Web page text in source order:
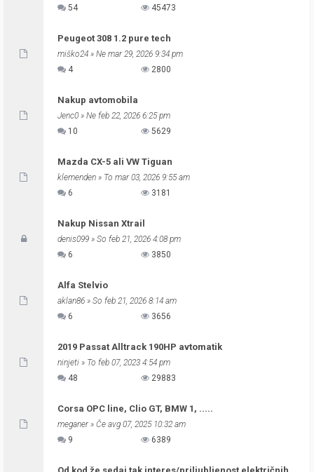
54
45473
Peugeot 308 1.2 pure tech
miško24 » Ne mar 29, 2026 9:34 pm
4
2800
Nakup avtomobila
Jenc0 » Ne feb 22, 2026 6:25 pm
10
5629
Mazda CX-5 ali VW Tiguan
klemenden » To mar 03, 2026 9:55 am
6
3181
Nakup Nissan Xtrail
denis099 » So feb 21, 2026 4:08 pm
6
3850
Alfa Stelvio
aklan86 » So feb 21, 2026 8:14 am
6
3656
2019 Passat Alltrack 190HP avtomatik
ninjeti » To feb 07, 2023 4:54 pm
48
29883
Corsa OPC line, Clio GT, BMW 1, .....
meganer» Če avg 07, 2025 10:32 am
9
6389